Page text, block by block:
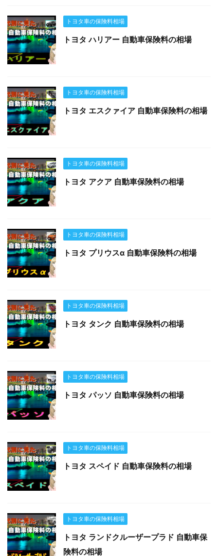
トヨタ車の保険料相場
トヨタ ハリアー 自動車保険料の相場
トヨタ車の保険料相場
トヨタ エスクァイア 自動車保険料の相場
トヨタ車の保険料相場
トヨタ アクア 自動車保険料の相場
トヨタ車の保険料相場
トヨタ プリウスα 自動車保険料の相場
トヨタ車の保険料相場
トヨタ タンク 自動車保険料の相場
トヨタ車の保険料相場
トヨタ パッソ 自動車保険料の相場
トヨタ車の保険料相場
トヨタ スペイド 自動車保険料の相場
トヨタ車の保険料相場
トヨタ ランドクルーザープラド 自動車保
険料の相場